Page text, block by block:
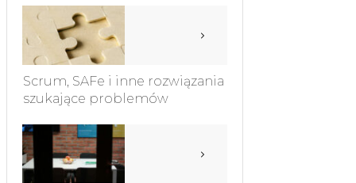
Scrum, SAFe i inne rozwiązania
szukające problemów